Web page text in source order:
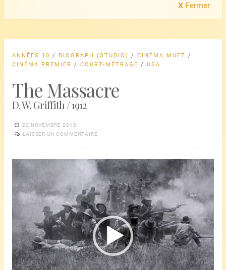
X Fermer
ANNÉES 10 / BIOGRAPH (STUDIO) / CINÉMA MUET /
CINÉMA PREMIER / COURT-MÉTRAGE / USA
The Massacre
D. W. Griffith / 1912
22 NOVEMBRE 2018
LAISSER UN COMMENTAIRE
Lecteur